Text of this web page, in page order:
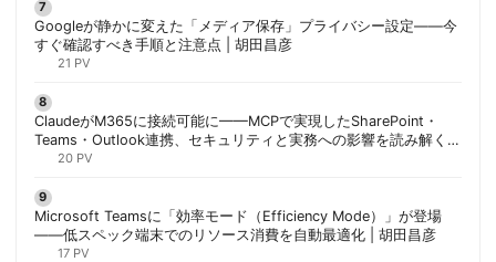
Googleが静かに変えた「メディア保存」プライバシー設定——今
すぐ確認すべき手順と注意点 | 胡田昌彦
21 PV
ClaudeがM365に接続可能に——MCPで実現したSharePoint・
Teams・Outlook連携、セキュリティと実務への影響を読み解く |
胡田昌彦
20 PV
Microsoft Teamsに「効率モード（Efficiency Mode）」が登場
——低スペック端末でのリソース消費を自動最適化 | 胡田昌彦
17 PV